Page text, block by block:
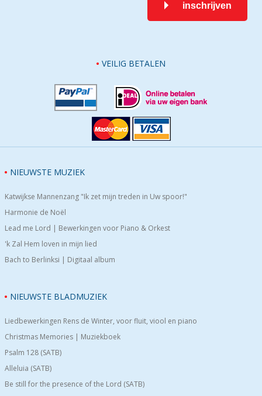
inschrijven
VEILIG BETALEN
NIEUWSTE MUZIEK
Katwijkse Mannenzang "Ik zet mijn treden in Uw spoor!"
Harmonie de Noël
Lead me Lord | Bewerkingen voor Piano & Orkest
'k Zal Hem loven in mijn lied
Bach to Berlinksi | Digitaal album
NIEUWSTE BLADMUZIEK
Liedbewerkingen Rens de Winter, voor fluit, viool en piano
Christmas Memories | Muziekboek
Psalm 128 (SATB)
Alleluia (SATB)
Be still for the presence of the Lord (SATB)